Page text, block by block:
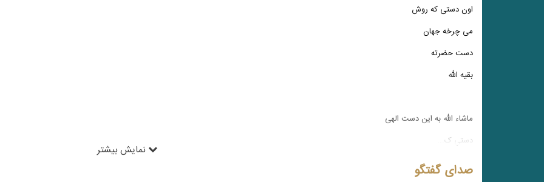
اون دستی که روش
می چرخه جهان
دست حضرته
بقیه الله
ماشاء الله به این دست الهی
دستی ک
نمایش بیشتر
صدای گفتگو